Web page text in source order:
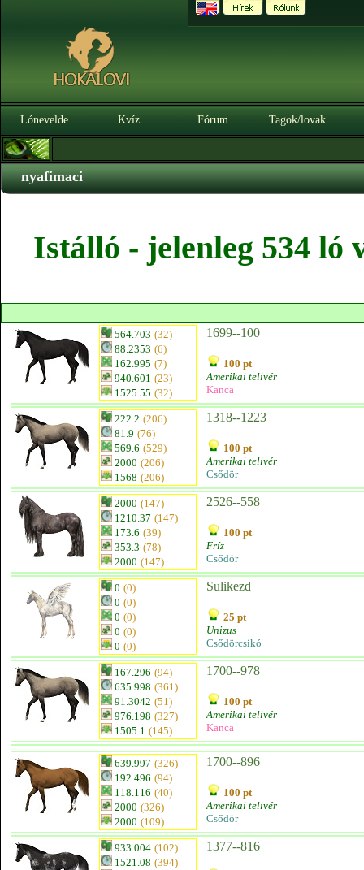
Lónevelde Kvíz Fórum Tagok/lovak
nyafimaci
Istálló - jelenleg 534 ló
564.703 (32)
88.2353 (6)
162.995 (7)
940.601 (23)
1525.55 (32)
1699--100
100 pt
Amerikai telivér
Kanca
222.2 (206)
81.9 (76)
569.6 (529)
2000 (206)
1568 (206)
1318--1223
100 pt
Amerikai telivér
Csődör
2000 (147)
1210.37 (147)
173.6 (39)
353.3 (78)
2000 (147)
2526--558
100 pt
Fríz
Csődör
0 (0)
0 (0)
0 (0)
0 (0)
0 (0)
Sulikezd
25 pt
Unizus
Csődörcsikó
167.296 (94)
635.998 (361)
91.3042 (51)
976.198 (327)
1505.1 (145)
1700--978
100 pt
Amerikai telivér
Kanca
639.997 (326)
192.496 (94)
118.116 (40)
2000 (326)
2000 (109)
1700--896
100 pt
Amerikai telivér
Csődör
933.004 (102)
1521.08 (394)
1377--816